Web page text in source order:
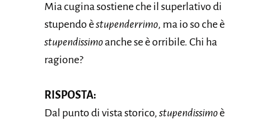
Mia cugina sostiene che il superlativo di
stupendo èstupenderrimo, ma io so che è
stupendissimoanche se è orribile. Chi ha
ragione?
RISPOSTA:
Dal punto di vista storico, stupendissimoè